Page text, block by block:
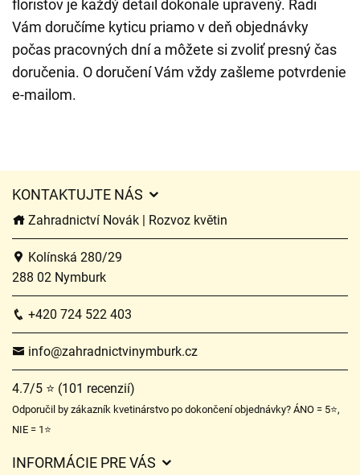
floristov je každý detail dokonale upravený. Radi
Vám doručíme kyticu priamo v deň objednávky
počas pracovných dní a môžete si zvoliť presný čas
doručenia. O doručení Vám vždy zašleme potvrdenie
e-mailom.
KONTAKTUJTE NÁS
Zahradnictví Novák | Rozvoz květin
Kolínská 280/29
288 02 Nymburk
+420 724 522 403
info@zahradnictvinymburk.cz
4.7/5 ⭐ (101 recenzií)
Odporučil by zákazník kvetinárstvo po dokončení objednávky? ÁNO = 5⭐,
NIE = 1⭐
INFORMÁCIE PRE VÁS